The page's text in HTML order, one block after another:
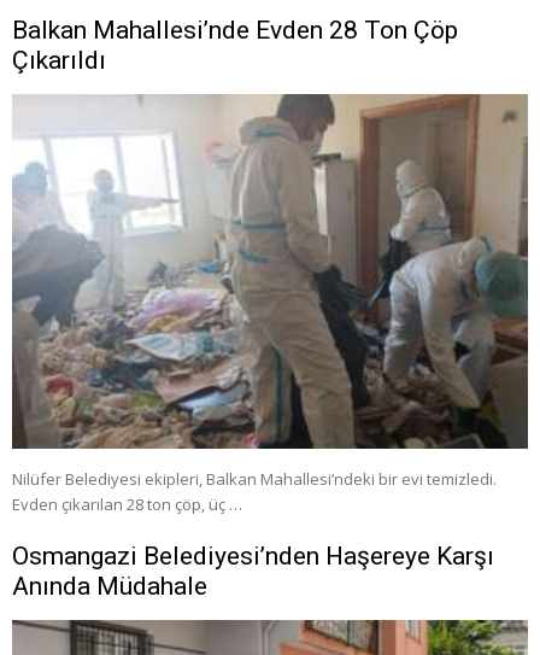
Balkan Mahallesi’nde Evden 28 Ton Çöp
Çıkarıldı
Nilüfer Belediyesi ekipleri, Balkan Mahallesi’ndeki bir evi temizledi.
Evden çıkarılan 28 ton çöp, üç …
Osmangazi Belediyesi’nden Haşereye Karşı
Anında Müdahale